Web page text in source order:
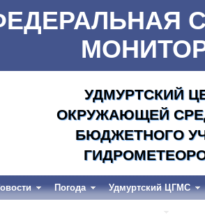
УДМУРТСКИЙ
ОКРУЖАЮЩЕЙ
БЮДЖЕТНОГО
Погода Удмуртский ЦГМС